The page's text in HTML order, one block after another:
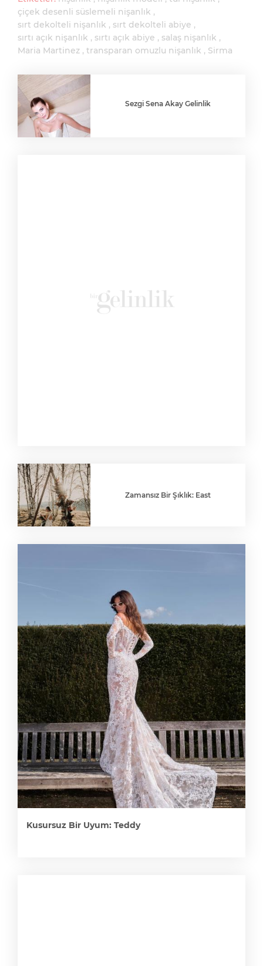
çiçek desenli süslemeli nişanlık
sırt dekolteli nişanlık
sırt dekolteli abiye
sırtı açık nişanlık
sırtı açık abiye
salaş nişanlık
Maria Martinez
transparan omuzlu nişanlık Sirma
Sezgi Sena Akay Gelinlik
Zamansız Bir Şıklık: East
Kusursuz Bir Uyum: Teddy